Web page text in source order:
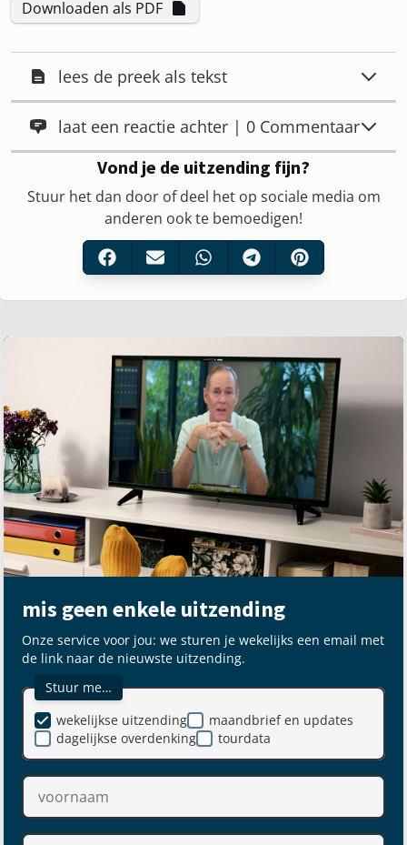
Downloaden als PDF
lees de preek als tekst
laat een reactie achter | 0 Commentaar
Vond je de uitzending fijn?
Stuur het dan door of deel het op sociale media om
anderen ook te bemoedigen!
mis geen enkele uitzending
Onze service voor jou: we sturen je wekelijks een email met
de link naar de nieuwste uitzending.
Stuur me…
maandbrief en updates
dagelijkse overdenking
wekelijkse uitzending
tourdata